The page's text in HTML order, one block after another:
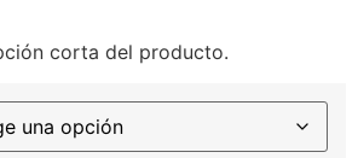
corta del producto.